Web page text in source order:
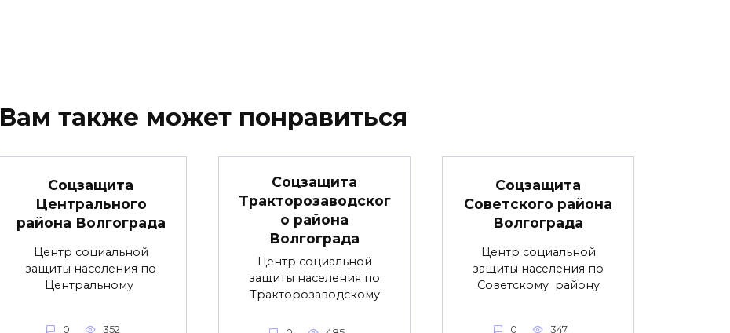
Вам также может понравиться
Соцзащита
Центрального
района Волгограда
Центр социальной
защиты населения по
Центральному
0 352
Соцзащита
Тракторозаводског
о района
Волгограда
Центр социальной
защиты населения по
Тракторозаводскому
Соцзащита
Советского района
Волгограда
Центр социальной
защиты населения по
Советскому району
0 347